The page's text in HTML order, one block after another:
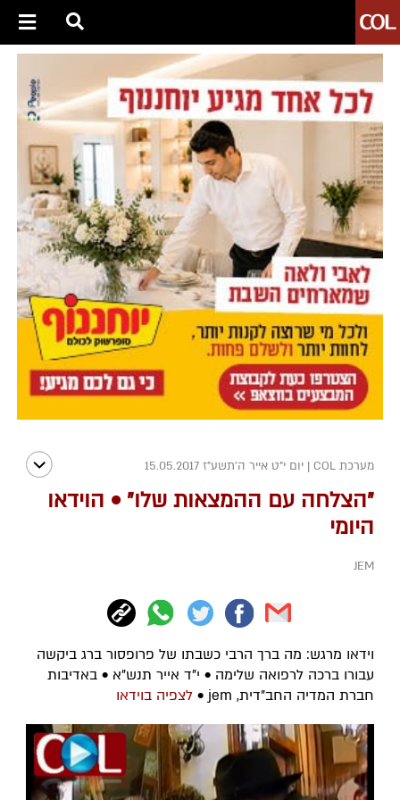
מערכת COL | יום י"ט אייר ה׳תשע״ז 15.05.2017
"הצלחה עם ההמצאות שלו" • הוידאו
היומי
JEM
וידאו מרגש: מה ברך הרבי כשבתו של פרופסור ברג ביקשה
עבורו ברכה לרפואה שלימה • י"ד אייר תנש"א • באדיבות
חברת המדיה החב"דית, jem •
לצפיה בוידאו